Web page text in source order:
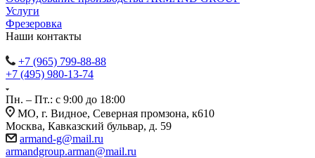
Услуги
Фрезеровка
Наши контакты
+7 (965) 799-88-88
+7 (495) 980-13-74
Пн. – Пт.: с 9:00 до 18:00
МО, г. Видное, Северная промзона, к610
Москва, Кавказский бульвар, д. 59
armand-g@mail.ru
armandgroup.arman@mail.ru